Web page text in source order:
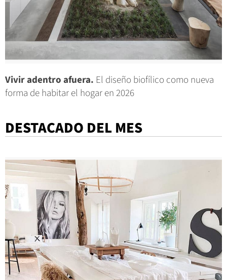
Vivir adentro afuera. El diseño biofílico como nueva
forma de habitar el hogar en 2026
DESTACADO DEL MES